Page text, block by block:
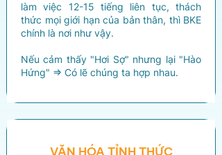
làm việc 12-15 tiếng liên tục, thách
thức mọi giới hạn của bản thân, thì BKE
chính là nơi như vậy.
Nếu cảm thấy "Hơi Sợ" nhưng lại "Hào
Hứng" => Có lẽ chúng ta hợp nhau.
VĂN HÓA TỈNH THỨC